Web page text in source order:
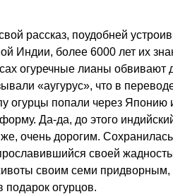
рассказ, поудобней
Индии, более 6000 лет их
огуречные лианы обвивают
«аугурус», что в
огурцы попали через Японию
Да-да, до этого
очень дорогим. Сохранилась
своей
своим семи придворным,
подарок огурцов.